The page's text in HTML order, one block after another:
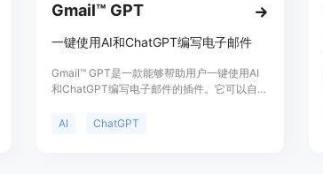
Gmail™ GPT
一键使用AI和ChatGPT编写电子邮件
Gmail™ GPT是一款能够帮助用户一键使用AI
和ChatGPT编写电子邮件的插件。它可以自动
此插件还提供了一些功能，如自动完成、自动
AI ChatGPT